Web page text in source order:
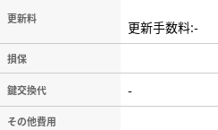
更新料 更新手数料:-
損保
鍵交換代 -
その他費用